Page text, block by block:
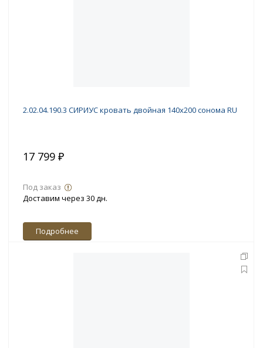
2.02.04.190.3 СИРИУС кровать двойная 140х200 сонома RU
17 799 ₽
Под заказ
Доставим через 30 дн.
Подробнее